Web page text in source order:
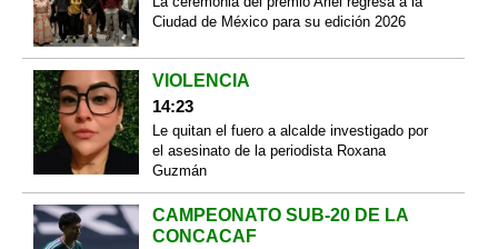
Ciudad de México para su edición 2026
VIOLENCIA
14:23
Le quitan el fuero a alcalde investigado por
el asesinato de la periodista Roxana
Guzmán
CAMPEONATO SUB-20 DE LA
CONCACAF